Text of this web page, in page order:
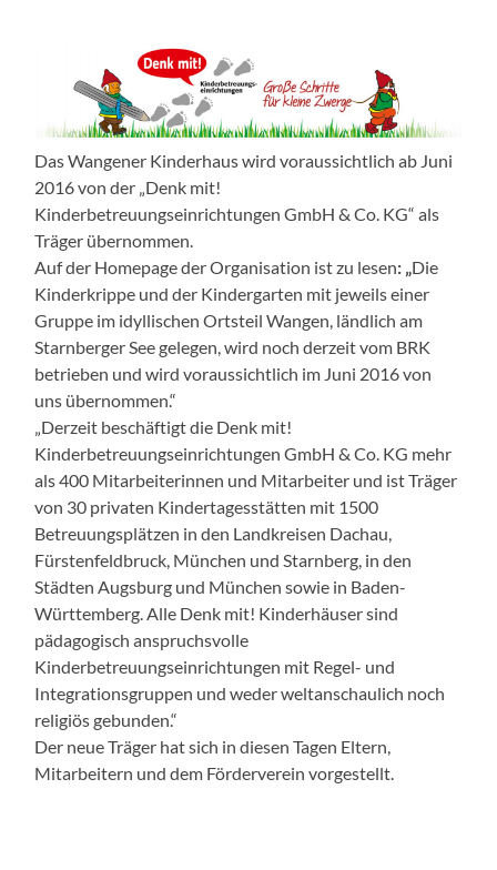
Das Wangener Kinderhaus wird voraussichtlich ab Juni
2016 von der „Denk mit!
Kinderbetreuungseinrichtungen GmbH & Co. KG“ als
Träger übernommen.
Auf der Homepage der Organisation ist zu lesen: „ Die
Kinderkrippe und der Kindergarten mit jeweils einer
Gruppe im idyllischen Ortsteil Wangen, ländlich am
Starnberger See gelegen, wird noch derzeit vom BRK
betrieben und wird voraussichtlich im Juni 2016 von
uns übernommen.“
„Derzeit beschäftigt die Denk mit!
Kinderbetreuungseinrichtungen GmbH & Co. KG mehr
als 400 Mitarbeiterinnen und Mitarbeiter und ist Träger
von 30 privaten Kindertagesstätten mit 1500
Betreuungsplätzen in den Landkreisen Dachau,
Fürstenfeldbruck, München und Starnberg, in den
Städten Augsburg und München sowie in Baden-
Württemberg. Alle Denk mit! Kinderhäuser sind
pädagogisch anspruchsvolle
Kinderbetreuungseinrichtungen mit Regel- und
Integrationsgruppen und weder weltanschaulich noch
religiös gebunden.“
Der neue Träger hat sich in diesen Tagen Eltern,
Mitarbeitern und dem Förderverein vorgestellt.